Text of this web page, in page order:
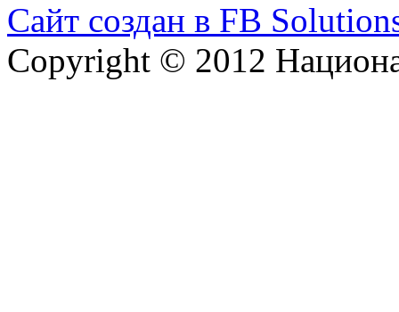
Сайт создан в FB
Copyright © 2012